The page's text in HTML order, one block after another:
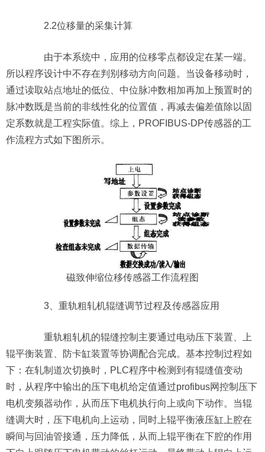
2.2位移量的采集计算
由于本系统中，应用的位移零点都设定在某一端。
所以程序设计中不存在判别移动方向问题。当设备移动时，
通过读取站点地址的低位、中位脉冲数相加再加上预置时的
脉冲数既是当前的非线性化的位置值，再减去偏差值除以固
定系数就是工程实际值。综上，PROFIBUS-DP传感器的工
作流程方式如下图所示。
磁致伸缩位移传感器工作流程图
3、重轨粗轧机辊缝调节过程及传感器应用
重轨粗轧机的辊缝控制主要通过电动压下装置、上
辊平衡装置、防卡缸装置等协调配合完成。基本控制过程如
下：在轧制道次切换时，PLC程序中检测到有辊缝值变动
时，从程序中输出的压下电机给定值通过profibus网控制压下
电机变频器动作，从而压下电机执行向上或向下动作。当辊
缝调大时，压下电机向上运动，同时上辊平衡液压缸上腔在
瞬间与回油管接通，压力降低，从而上辊平衡在下腔的作用